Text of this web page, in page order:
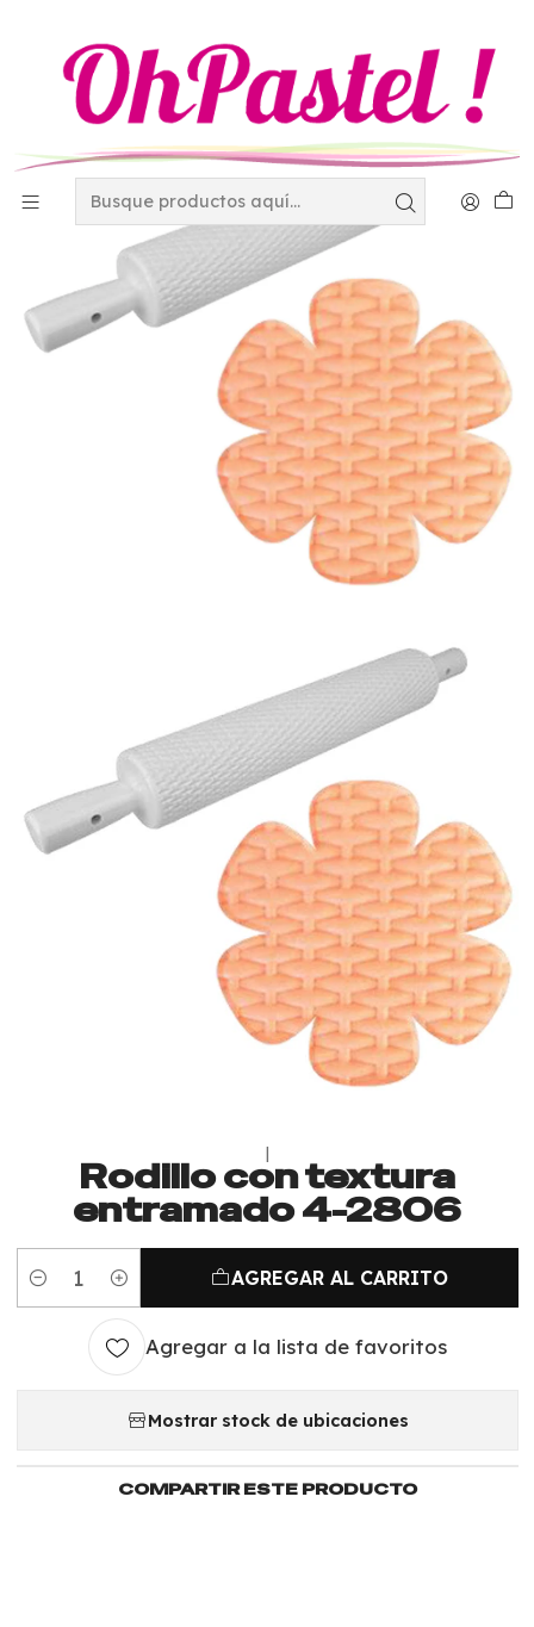
Rodillo con textura entramado 4-2806
|
Rodillo con textura
entramado 4-2806
Cantidad
AGREGAR AL CARRITO
Agregar a la lista de favoritos
Mostrar stock de ubicaciones
COMPARTIR ESTE PRODUCTO